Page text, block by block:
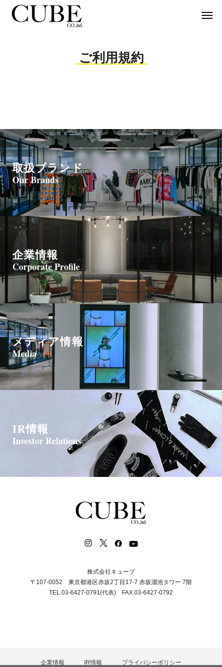
ご利用規約
取扱ブランド
Our Brands
企業情報
Corporate Profile
メディア情報
Media
IR情報
Investor Relations
株式会社キューブ
〒107-0052 東京都港区赤坂2丁目17-7 赤坂溜池タワー 7階
TEL.03-6427-0791(代表) FAX.03-6427-0792
企業情報 IR情報 プライバシーポリシー